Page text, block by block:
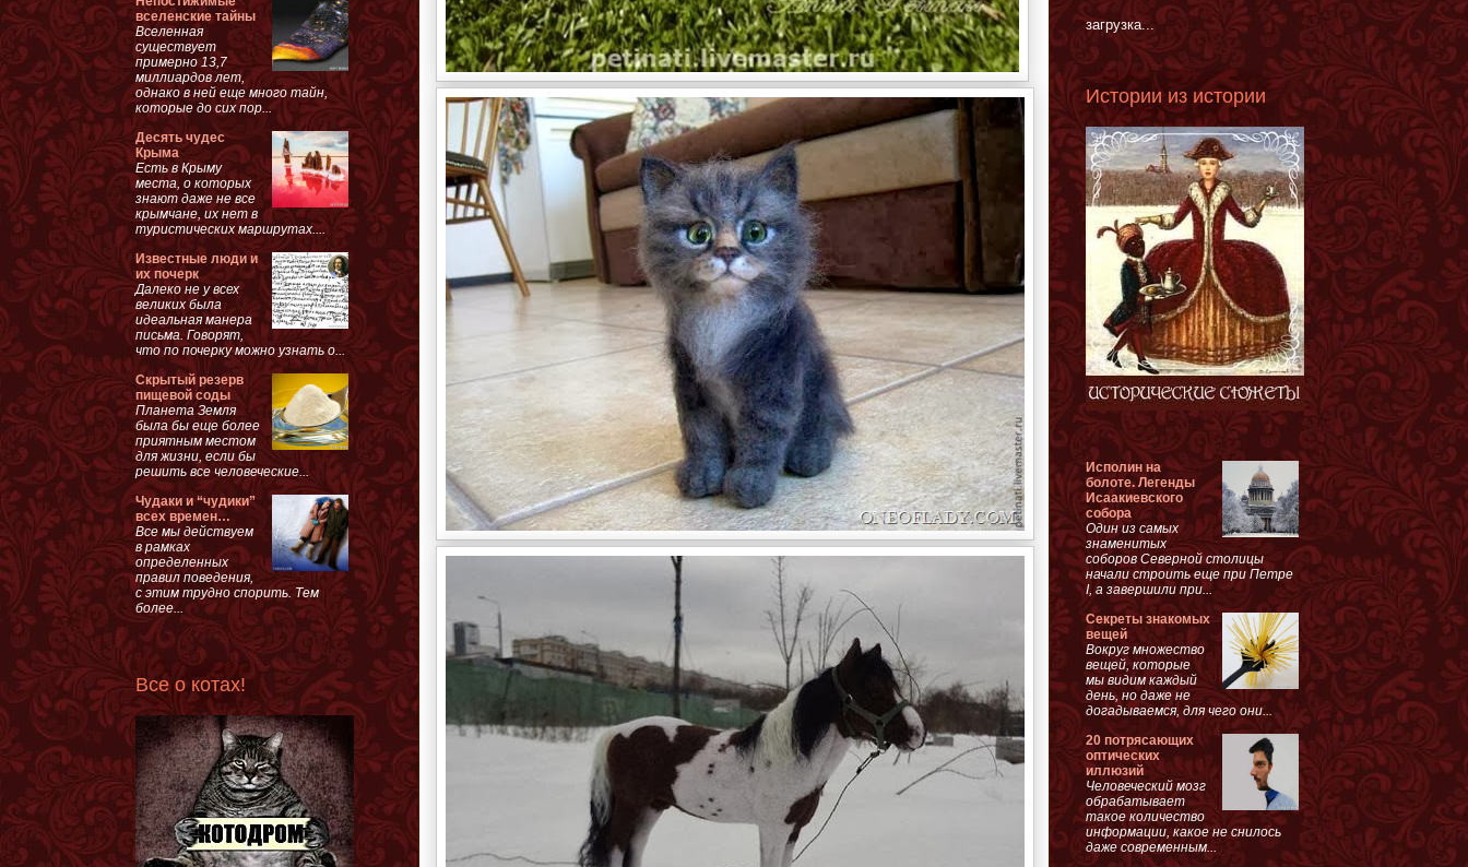
вселенские тайны
Вселенная
существует
примерно 13,7
миллиардов лет,
однако в ней еще много тайн,
которые до сих пор...
Десять чудес
Крыма
Есть в Крыму
места, о которых
знают даже не все
крымчане, их нет в
туристических маршрутах....
Известные люди и
их почерк
Далеко не у всех
великих была
идеальная манера
письма. Говорят,
что по почерку можно узнать о...
Скрытый резерв
пищевой соды
Планета Земля
была бы еще более
приятным местом
для жизни, если бы
решить все человеческие...
Чудаки и “чудики”
всех времен…
Все мы действуем
в рамках
определенных
правил поведения,
с этим трудно спорить. Тем
более...
Все о котах!
загрузка...
Истории из истории
Исполин на
болоте. Легенды
Исаакиевского
собора
Один из самых
знаменитых
соборов Северной столицы
начали строить еще при Петре
I, а завершили при...
Секреты знакомых
вещей
Вокруг множество
вещей, которые
мы видим каждый
день, но даже не
догадываемся, для чего они...
20 потрясающих
оптических
иллюзий
Человеческий мозг
обрабатывает
такое количество
информации, какое не снилось
даже современным...